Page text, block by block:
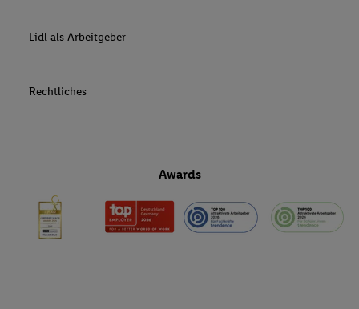
Lidl als Arbeitgeber
Rechtliches
Awards